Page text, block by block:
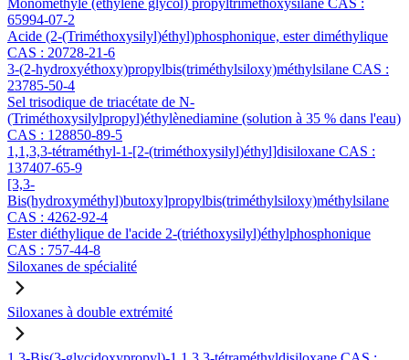
Monométhyle (éthylène glycol) propyltriméthoxysilane CAS :
65994-07-2
Acide (2-(Triméthoxysilyl)éthyl)phosphonique, ester diméthylique
CAS : 20728-21-6
3-(2-hydroxyéthoxy)propylbis(triméthylsiloxy)méthylsilane CAS :
23785-50-4
Sel trisodique de triacétate de N-
(Triméthoxysilylpropyl)éthylènediamine (solution à 35 % dans l'eau)
CAS : 128850-89-5
1,1,3,3-tétraméthyl-1-[2-(triméthoxysilyl)éthyl]disiloxane CAS :
137407-65-9
[3,3-
Bis(hydroxyméthyl)butoxy]propylbis(triméthylsiloxy)méthylsilane
CAS : 4262-92-4
Ester diéthylique de l'acide 2-(triéthoxysilyl)éthylphosphonique
CAS : 757-44-8
Siloxanes de spécialité
Siloxanes à double extrémité